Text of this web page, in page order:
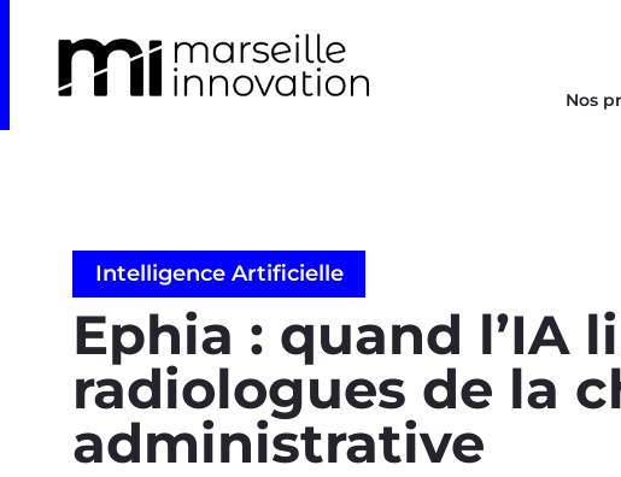
Nos
Intelligence Artificielle
Ephia : quand l’IA
radiologues de la
administrative